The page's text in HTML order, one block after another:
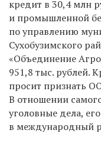
кредит в 30,4 млн
и промышленной
по управлению
Сухобузимского
«Объединение
951,8 тыс. рублей.
просит признать
В отношении
уголовные дела,
в международный